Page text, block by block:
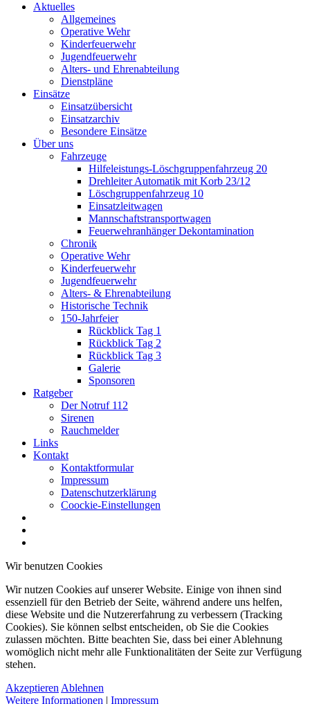
Aktuelles
Allgemeines
Operative Wehr
Kinderfeuerwehr
Jugendfeuerwehr
Alters- und Ehrenabteilung
Dienstpläne
Einsätze
Einsatzübersicht
Einsatzarchiv
Besondere Einsätze
Über uns
Fahrzeuge
Hilfeleistungs-Löschgruppenfahrzeug 20
Drehleiter Automatik mit Korb 23/12
Löschgruppenfahrzeug 10
Einsatzleitwagen
Mannschaftstransportwagen
Feuerwehranhänger Dekontamination
Chronik
Operative Wehr
Kinderfeuerwehr
Jugendfeuerwehr
Alters- & Ehrenabteilung
Historische Technik
150-Jahrfeier
Rückblick Tag 1
Rückblick Tag 2
Rückblick Tag 3
Galerie
Sponsoren
Ratgeber
Der Notruf 112
Sirenen
Rauchmelder
Links
Kontakt
Kontaktformular
Impressum
Datenschutzerklärung
Coockie-Einstellungen
Wir benutzen Cookies
Wir nutzen Cookies auf unserer Website. Einige von ihnen sind
essenziell für den Betrieb der Seite, während andere uns helfen,
diese Website und die Nutzererfahrung zu verbessern (Tracking
Cookies). Sie können selbst entscheiden, ob Sie die Cookies
zulassen möchten. Bitte beachten Sie, dass bei einer Ablehnung
womöglich nicht mehr alle Funktionalitäten der Seite zur Verfügung
stehen.
Akzeptieren Ablehnen
Weitere Informationen | Impressum